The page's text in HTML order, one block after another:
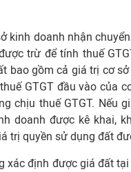
kinh doanh nhận
trừ để tính thuế
bao gồm cả giá trị cơ
GTGT đầu vào của
chịu thuế GTGT. Nếu
doanh được kê khai,
trị quyền sử dụng đất
xác định được giá đất